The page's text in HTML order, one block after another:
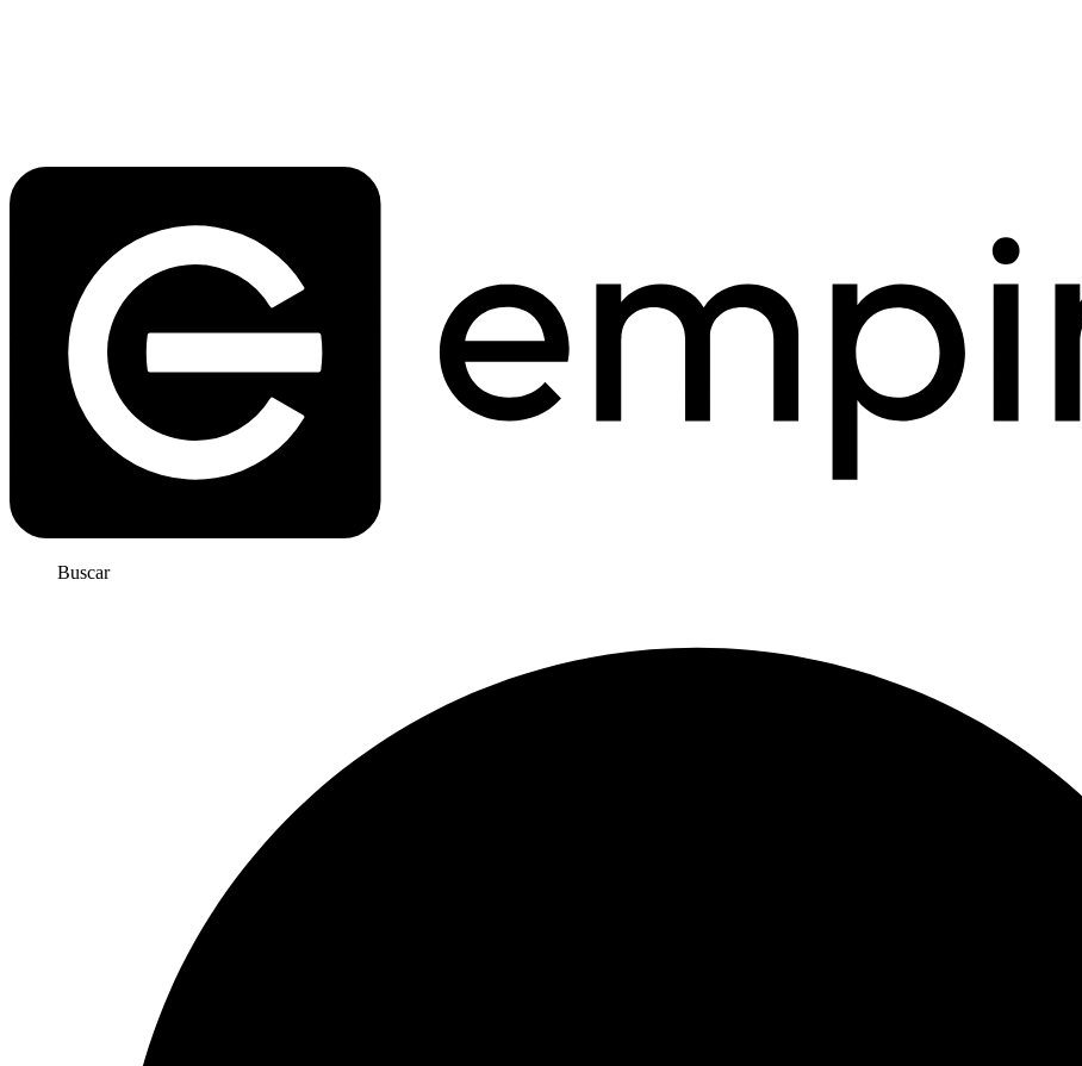
Buscar